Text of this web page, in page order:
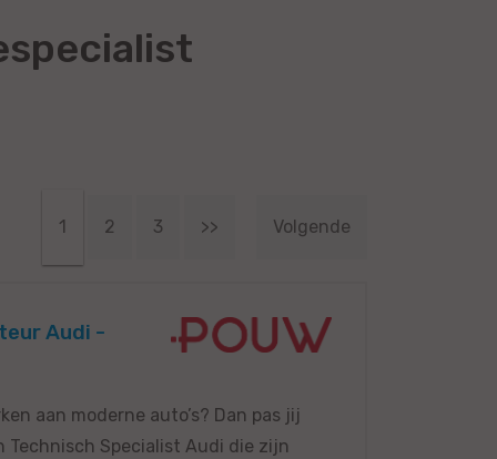
1 2 3 >> Volgende
Audi -
aan moderne auto’s? Dan pas jij
Technisch Specialist Audi die zijn